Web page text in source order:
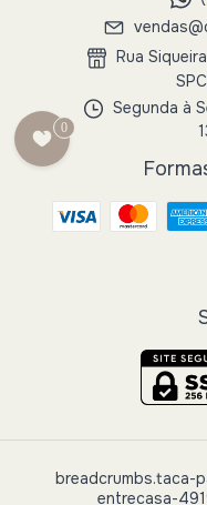
Rua
Segunda à
breadcrumbs.taca-
entrecasa-
0